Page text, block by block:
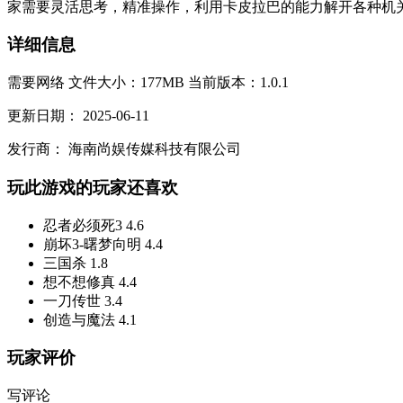
家需要灵活思考，精准操作，利用卡皮拉巴的能力解开各种机
详细信息
需要网络 文件大小：177MB 当前版本：1.0.1
更新日期： 2025-06-11
发行商： 海南尚娱传媒科技有限公司
玩此游戏的玩家还喜欢
忍者必须死3 4.6
崩坏3-曙梦向明 4.4
三国杀 1.8
想不想修真 4.4
一刀传世 3.4
创造与魔法 4.1
玩家评价
写评论